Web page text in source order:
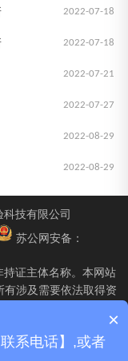
2022-07-18
2022-07-18
2022-07-21
2022-07-27
2022-08-29
2022-08-29
技有限公司
苏公网安备：
持证主体名称。本网站
有涉及需要依法取得资
公司、南京隐石安全阀
出具报告。不同检测
×
系电话】,或者